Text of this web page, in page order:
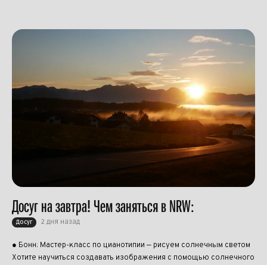
Досуг на завтра! Чем заняться в NRW:
Досуг 2 дня назад
● Бонн: Мастер-класс по цианотипии — рисуем солнечным светом
Хотите научиться создавать изображения с помощью солнечного